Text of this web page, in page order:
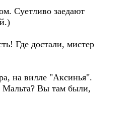
Суетливо заедают
Где достали, мистер
на вилле "Аксинья".
Мальта? Вы там были,